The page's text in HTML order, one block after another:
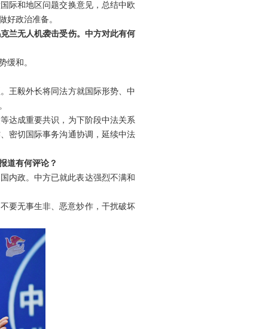
际和地区问题交换意见，总结中欧
好政治准备。
兰无人机袭击受伤。中方对此有何
缓和。
王毅外长将同法方就国际形势、中
达成重要共识，为下阶段中法关系
密切国际事务沟通协调，延续中法
道有何评论？
内政。中方已就此表达强烈不满和
要无事生非、恶意炒作，干扰破坏